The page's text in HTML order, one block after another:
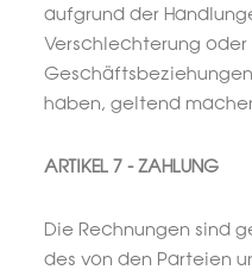
aufgrund der
Verschlechterung
haben, geltend
ARTIKEL 7 - ZAHLUNG
Die Rechnungen sind
des von den Parteien